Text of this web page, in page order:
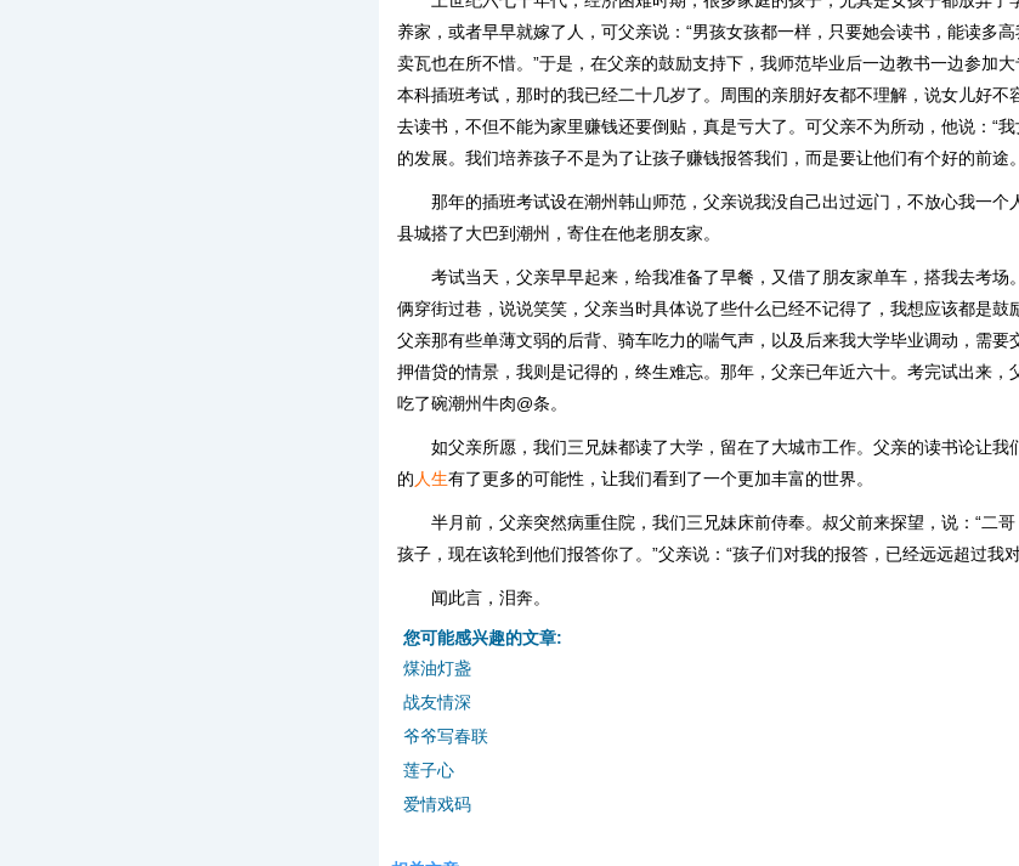
养家，或者早早就嫁了人，可父亲说：“男孩女孩都一样，只要她会读书，能读多
卖瓦也在所不惜。”于是，在父亲的鼓励支持下，我师范毕业后一边教书一边参加
本科插班考试，那时的我已经二十几岁了。周围的亲朋好友都不理解，说女儿好不
去读书，不但不能为家里赚钱还要倒贴，真是亏大了。可父亲不为所动，他说：“
的发展。我们培养孩子不是为了让孩子赚钱报答我们，而是要让他们有个好的前途
那年的插班考试设在潮州韩山师范，父亲说我没自己出过远门，不放心我一个
县城搭了大巴到潮州，寄住在他老朋友家。
考试当天，父亲早早起来，给我准备了早餐，又借了朋友家单车，搭我去考场
俩穿街过巷，说说笑笑，父亲当时具体说了些什么已经不记得了，我想应该都是鼓
父亲那有些单薄文弱的后背、骑车吃力的喘气声，以及后来我大学毕业调动，需要
押借贷的情景，我则是记得的，终生难忘。那年，父亲已年近六十。考完试出来，
吃了碗潮州牛肉@条。
如父亲所愿，我们三兄妹都读了大学，留在了大城市工作。父亲的读书论让我
的 人生有了更多的可能性，让我们看到了一个更加丰富的世界。
半月前，父亲突然病重住院，我们三兄妹床前侍奉。叔父前来探望，说：“二
孩子，现在该轮到他们报答你了。”父亲说：“孩子们对我的报答，已经远远超过我
闻此言，泪奔。
您可能感兴趣的文章:
煤油灯盏
战友情深
爷爷写春联
莲子心
爱情戏码